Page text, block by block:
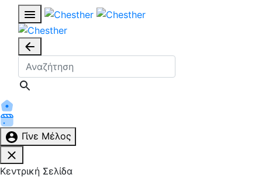
Γίνε Μέλος
Κεντρική Σελίδα